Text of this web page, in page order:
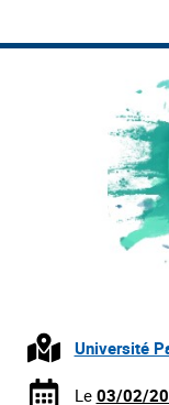
Université
Le 03/02/